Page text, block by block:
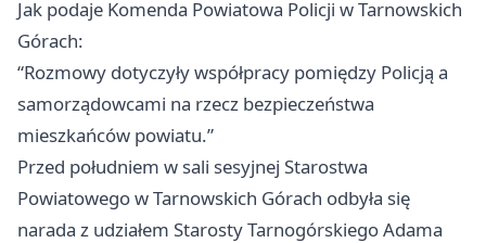
Jak podaje Komenda Powiatowa Policji w Tarnowskich
Górach:
“Rozmowy dotyczyły współpracy pomiędzy Policją a
samorządowcami na rzecz bezpieczeństwa
mieszkańców powiatu.”
Przed południem w sali sesyjnej Starostwa
Powiatowego w Tarnowskich Górach odbyła się
narada z udziałem Starosty Tarnogórskiego Adama